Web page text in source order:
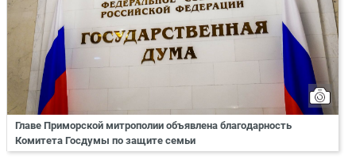
Главе Приморской митрополии объявлена благодарность
Комитета Госдумы по защите семьи